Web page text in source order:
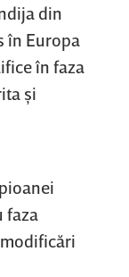
din
în Europa
în faza
şi
faza